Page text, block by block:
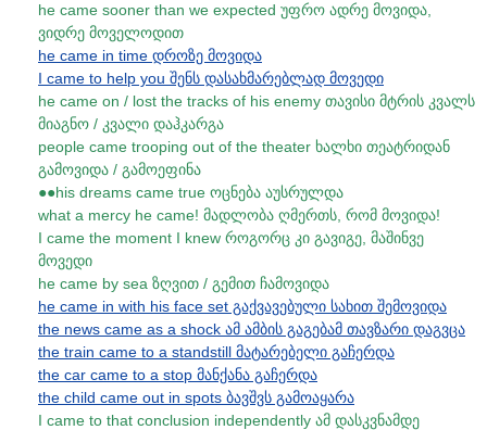
he came sooner than we expected უფრო ადრე მოვიდა,
ვიდრე მოველოდით
he came in time დროზე მოვიდა
I came to help you შენს დასახმარებლად მოვედი
he came on / lost the tracks of his enemy თავისი მტრის კვალს
მიაგნო / კვალი დაჰკარგა
people came trooping out of the theater ხალხი თეატრიდან
გამოვიდა / გამოეფინა
●●his dreams came true ოცნება აუსრულდა
what a mercy he came! მადლობა ღმერთს, რომ მოვიდა!
I came the moment I knew როგორც კი გავიგე, მაშინვე
მოვედი
he came by sea ზღვით / გემით ჩამოვიდა
he came in with his face set გაქვავებული სახით შემოვიდა
the news came as a shock ამ ამბის გაგებამ თავზარი დაგვცა
the train came to a standstill მატარებელი გაჩერდა
the car came to a stop მანქანა გაჩერდა
the child came out in spots ბავშვს გამოაყარა
I came to that conclusion independently ამ დასკვნამდე